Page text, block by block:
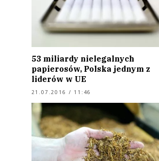
53 miliardy nielegalnych
papierosów, Polska jednym z
liderów w UE
21.07.2016 / 11:46